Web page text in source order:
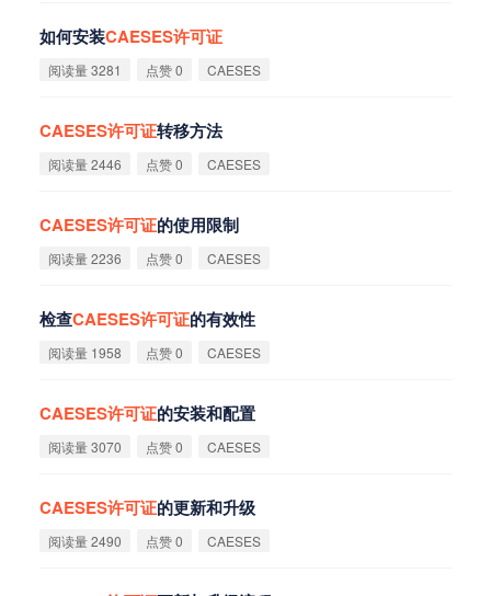
如何安装CAESES许可证
阅读量 3281 点赞 0 CAESES
CAESES许可证转移方法
阅读量 2446 点赞 0 CAESES
CAESES许可证的使用限制
阅读量 2236 点赞 0 CAESES
检查CAESES许可证的有效性
阅读量 1958 点赞 0 CAESES
CAESES许可证的安装和配置
阅读量 3070 点赞 0 CAESES
CAESES许可证的更新和升级
阅读量 2490 点赞 0 CAESES